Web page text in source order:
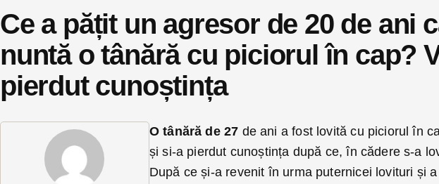
Ce a pățit un agresor de 20 de ani
nuntă o tânără cu piciorul în cap?
pierdut cunoștința
O tânără de 27 de ani a fost lovită cu piciorul în
și si-a pierdut cunoștința după ce, în cădere s-a
După ce și-a revenit în urma puternicei lovituri și